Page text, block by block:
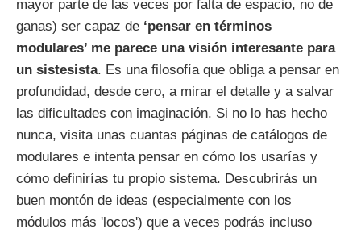
mayor parte de las veces por falta de espacio, no de
ganas) ser capaz de ‘pensar en términos
modulares’ me parece una visión interesante para
un sistesista. Es una filosofía que obliga a pensar en
profundidad, desde cero, a mirar el detalle y a salvar
las dificultades con imaginación. Si no lo has hecho
nunca, visita unas cuantas páginas de catálogos de
modulares e intenta pensar en cómo los usarías y
cómo definirías tu propio sistema. Descubrirás un
buen montón de ideas (especialmente con los
módulos más 'locos') que a veces podrás incluso